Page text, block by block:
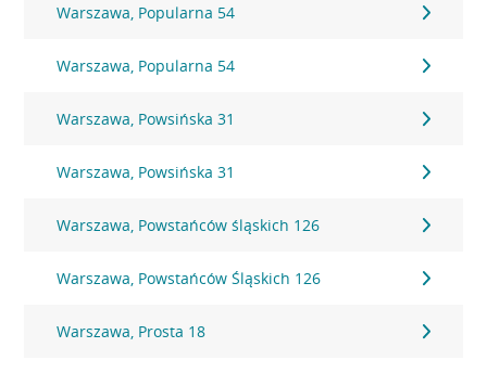
Warszawa, Popularna 54
Warszawa, Popularna 54
Warszawa, Powsińska 31
Warszawa, Powsińska 31
Warszawa, Powstańców śląskich 126
Warszawa, Powstańców Śląskich 126
Warszawa, Prosta 18